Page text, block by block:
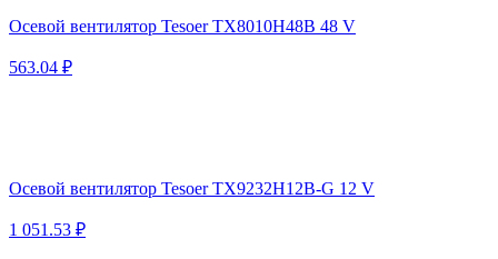
Осевой вентилятор Tesoer TX8010H48B 48 V
563.04 ₽
Осевой вентилятор Tesoer TX9232H12B-G 12 V
1 051.53 ₽